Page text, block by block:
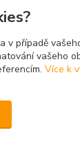
v případě
vašeho
Více k